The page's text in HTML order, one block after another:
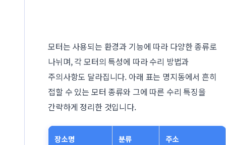
모터는 사용되는 환경과 기능에 따라 다양한 종류로
나뉘며, 각 모터의 특성에 따라 수리 방법과
주의사항도 달라집니다. 아래 표는 명지동에서 흔히
접할 수 있는 모터 종류와 그에 따른 수리 특징을
간략하게 정리한 것입니다.
장소명 분류 주소